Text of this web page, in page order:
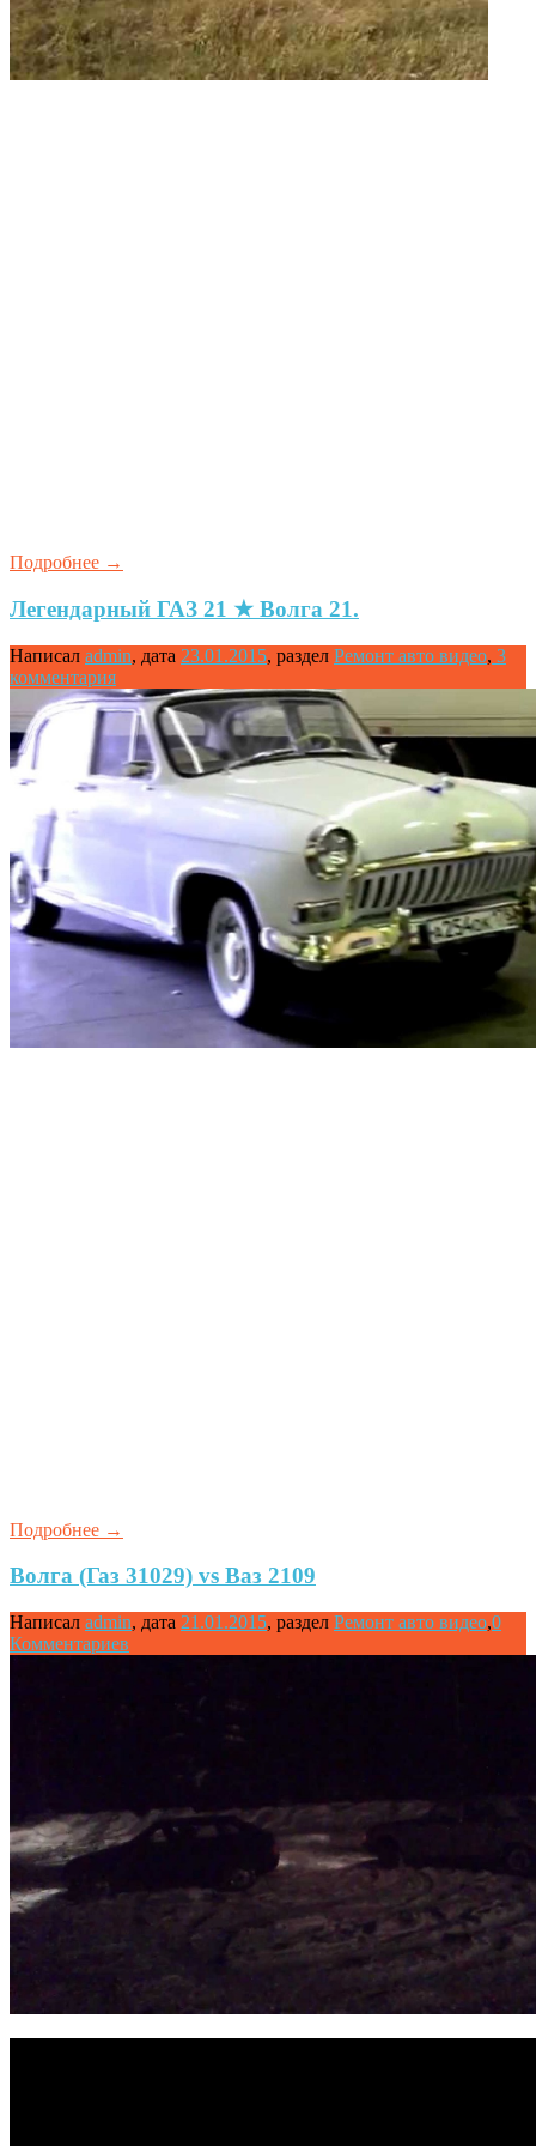
Подробнее →
Легендарный ГАЗ 21 ★ Волга 21.
Написал admin, дата 23.01.2015, раздел Ремонт авто видео, 3
комментария
Подробнее →
Волга (Газ 31029) vs Ваз 2109
Написал admin, дата 21.01.2015, раздел Ремонт авто видео,0
Комментариев